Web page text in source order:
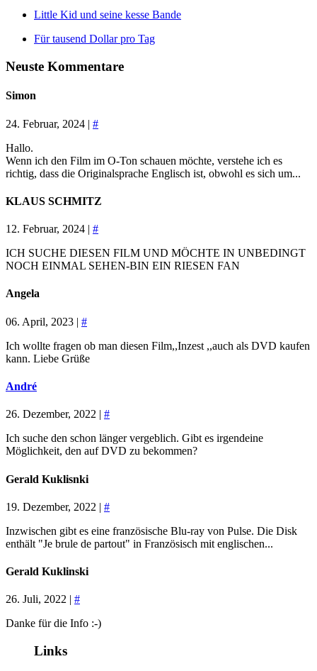
Little Kid und seine kesse Bande
Für tausend Dollar pro Tag
Neuste Kommentare
Simon
24. Februar, 2024 | #
Hallo.
Wenn ich den Film im O-Ton schauen möchte, verstehe ich es
richtig, dass die Originalsprache Englisch ist, obwohl es sich um...
KLAUS SCHMITZ
12. Februar, 2024 | #
ICH SUCHE DIESEN FILM UND MÖCHTE IN UNBEDINGT
NOCH EINMAL SEHEN-BIN EIN RIESEN FAN
Angela
06. April, 2023 | #
Ich wollte fragen ob man diesen Film,,Inzest ,,auch als DVD kaufen
kann. Liebe Grüße
André
26. Dezember, 2022 | #
Ich suche den schon länger vergeblich. Gibt es irgendeine
Möglichkeit, den auf DVD zu bekommen?
Gerald Kuklisnki
19. Dezember, 2022 | #
Inzwischen gibt es eine französische Blu-ray von Pulse. Die Disk
enthält "Je brule de partout" in Französisch mit englischen...
Gerald Kuklinski
26. Juli, 2022 | #
Danke für die Info :-)
Links